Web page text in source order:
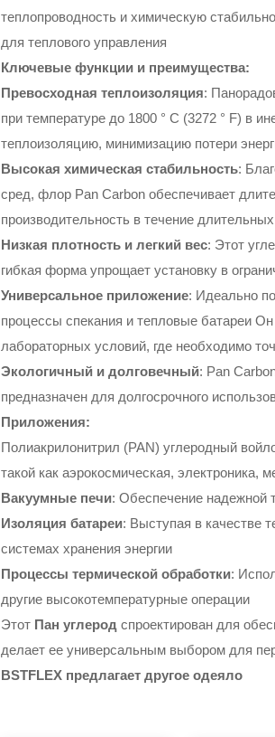
теплопроводность и химическую
для теплового управления
Ключевые функции и преимущества:
Превосходная теплоизоляция:
при температуре до 1800 ° C (3272 ° F) в
теплоизоляцию, минимизацию потери
Высокая химическая стабильность:
сред, флор Pan Carbon обеспечивает
производительность в течение
Низкая плотность и легкий вес: Этот
гибкая форма упрощает установку в
Универсальное приложение: Идеально
процессы спекания и тепловые батареи
лабораторных условий, где необходимо
Экологичный и долговечный: Pan
предназначен для долгосрочного
Приложения:
Полиакрилонитрил (PAN) углеродный
такой как аэрокосмическая,
Вакуумные печи: Обеспечение надежной
Изоляция батареи: Выступая в качестве
системах хранения энергии
Процессы термической обработки:
другие высокотемпературные операции
Этот Пан углерод спроектирован для
делает ее универсальным выбором для
BSTFLEX предлагает другое одеяло